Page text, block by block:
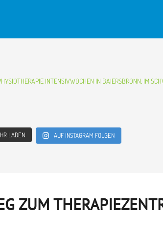
INTENSIVWOCHEN IN BAIERSBRONN, IM
LADEN AUF INSTAGRAM FOLGEN
ZUM